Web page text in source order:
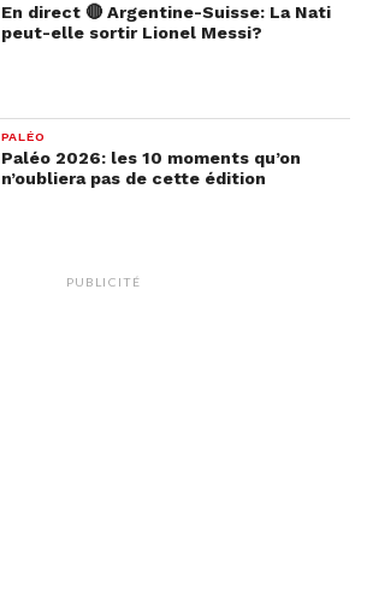
En direct 🔴 Argentine-Suisse: La Nati
peut-elle sortir Lionel Messi?
PALÉO
Paléo 2026: les 10 moments qu’on
n’oubliera pas de cette édition
PUBLICITÉ